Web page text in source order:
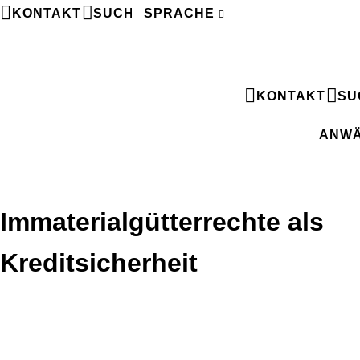
KONTAKT
SUCHE SPRACHE
FR
KONTAKT
Immaterialgütterrechte als
Kreditsicherheit